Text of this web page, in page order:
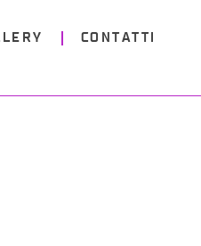
CONTATTI